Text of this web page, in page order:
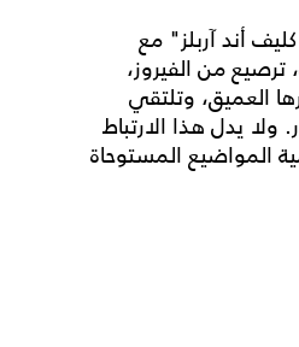
أند آربلز" مع
من الفيروز،
العميق، وتلتقي
ولا يدل هذا الارتباط
المواضيع المستوحاة